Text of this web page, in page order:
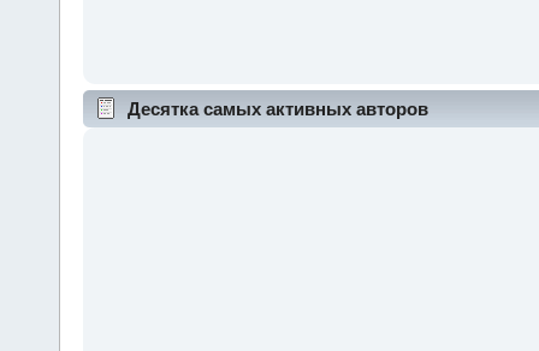
Десятка самых активных авторов